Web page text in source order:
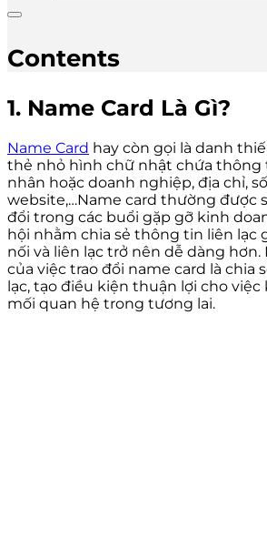
Contents
1. Name Card Là Gì?
Name Card hay còn gọi là danh
thẻ nhỏ hình chữ nhật chứa thông
nhân hoặc doanh nghiệp, địa chỉ,
website,…Name card thường được
đổi trong các buổi gặp gỡ kinh
hội nhằm chia sẻ thông tin liên lạc
nối và liên lạc trở nên dễ dàng
của việc trao đổi name card là chia
lạc, tạo điều kiện thuận lợi cho
mối quan hệ trong tương lai.